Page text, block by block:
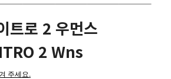
트로 2 우먼스
2 Wns
주세요.